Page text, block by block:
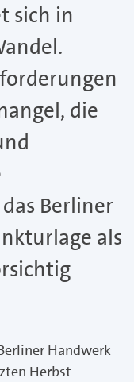
sich in
die
Berliner
als
Handwerk
Herbst